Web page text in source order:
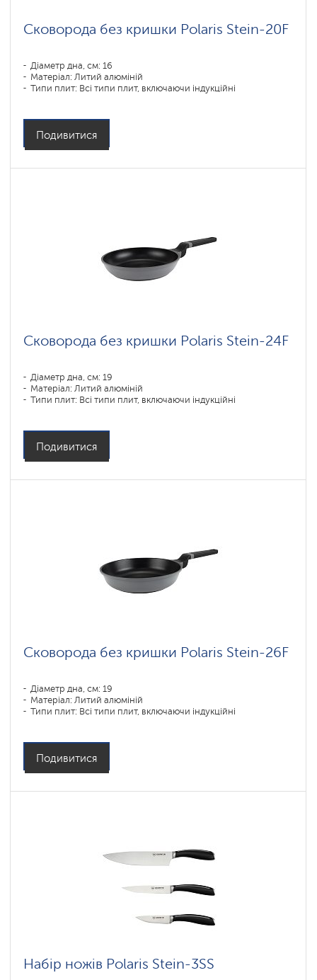
Сковорода без кришки Polaris Stein-20F
Діаметр дна, см: 16
Матеріал: Литий алюміній
Типи плит: Всі типи плит, включаючи індукційні
Подивитися
Сковорода без кришки Polaris Stein-24F
Діаметр дна, см: 19
Матеріал: Литий алюміній
Типи плит: Всі типи плит, включаючи індукційні
Подивитися
Сковорода без кришки Polaris Stein-26F
Діаметр дна, см: 19
Матеріал: Литий алюміній
Типи плит: Всі типи плит, включаючи індукційні
Подивитися
Набір ножів Polaris Stein-3SS